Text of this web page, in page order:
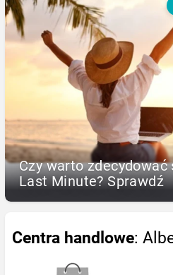
Czy warto
Last Minute? Sprawdź
Centra handlowe: